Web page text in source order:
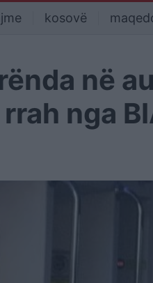
kosovë
në
nga